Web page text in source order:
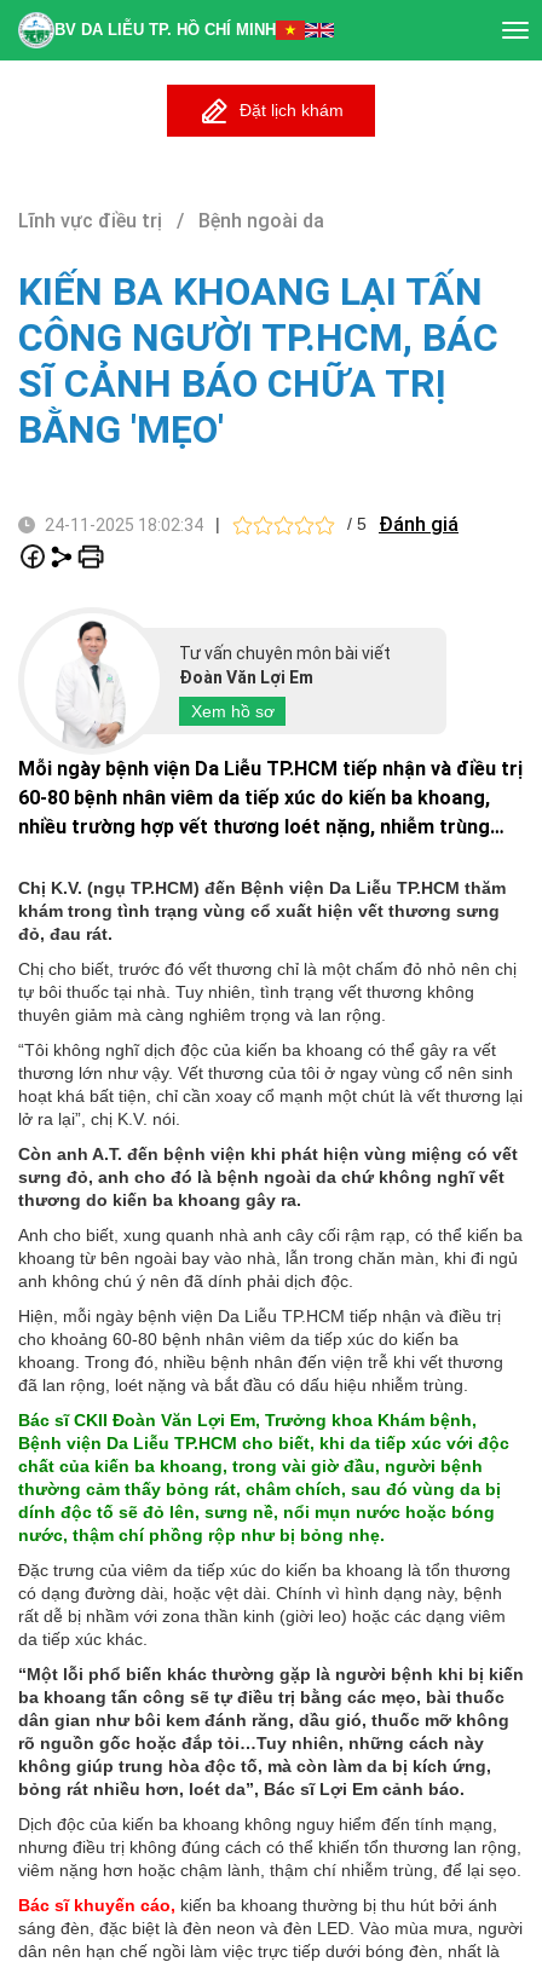
BV DA LIỄU TP. HỒ CHÍ MINH
Đặt lịch khám
Lĩnh vực điều trị / Bệnh ngoài da
KIẾN BA KHOANG LẠI TẤN
CÔNG NGƯỜI TP.HCM, BÁC
SĨ CẢNH BÁO CHỮA TRỊ
BẰNG 'MẸO'
24-11-2025 18:02:34 | / 5 Đánh giá
Tư vấn chuyên môn bài viết
Đoàn Văn Lợi Em
Xem hồ sơ
Mỗi ngày bệnh viện Da Liễu TP.HCM tiếp nhận và điều trị
60-80 bệnh nhân viêm da tiếp xúc do kiến ba khoang,
nhiều trường hợp vết thương loét nặng, nhiễm trùng…
Chị K.V. (ngụ TP.HCM) đến Bệnh viện Da Liễu TP.HCM thăm
khám trong tình trạng vùng cổ xuất hiện vết thương sưng
đỏ, đau rát.
Chị cho biết, trước đó vết thương chỉ là một chấm đỏ nhỏ nên chị
tự bôi thuốc tại nhà. Tuy nhiên, tình trạng vết thương không
thuyên giảm mà càng nghiêm trọng và lan rộng.
“Tôi không nghĩ dịch độc của kiến ba khoang có thể gây ra vết
thương lớn như vậy. Vết thương của tôi ở ngay vùng cổ nên sinh
hoạt khá bất tiện, chỉ cần xoay cổ mạnh một chút là vết thương lại
lở ra lại”, chị K.V. nói.
Còn anh A.T. đến bệnh viện khi phát hiện vùng miệng có vết
sưng đỏ, anh cho đó là bệnh ngoài da chứ không nghĩ vết
thương do kiến ba khoang gây ra.
Anh cho biết, xung quanh nhà anh cây cối rậm rạp, có thể kiến ba
khoang từ bên ngoài bay vào nhà, lẫn trong chăn màn, khi đi ngủ
anh không chú ý nên đã dính phải dịch độc.
Hiện, mỗi ngày bệnh viện Da Liễu TP.HCM tiếp nhận và điều trị
cho khoảng 60-80 bệnh nhân viêm da tiếp xúc do kiến ba
khoang. Trong đó, nhiều bệnh nhân đến viện trễ khi vết thương
đã lan rộng, loét nặng và bắt đầu có dấu hiệu nhiễm trùng.
Bác sĩ CKII Đoàn Văn Lợi Em, Trưởng khoa Khám bệnh,
Bệnh viện Da Liễu TP.HCM cho biết, khi da tiếp xúc với độc
chất của kiến ba khoang, trong vài giờ đầu, người bệnh
thường cảm thấy bỏng rát, châm chích, sau đó vùng da bị
dính độc tố sẽ đỏ lên, sưng nề, nổi mụn nước hoặc bóng
nước, thậm chí phồng rộp như bị bỏng nhẹ.
Đặc trưng của viêm da tiếp xúc do kiến ba khoang là tổn thương
có dạng đường dài, hoặc vệt dài. Chính vì hình dạng này, bệnh
rất dễ bị nhầm với zona thần kinh (giời leo) hoặc các dạng viêm
da tiếp xúc khác.
“Một lỗi phổ biến khác thường gặp là người bệnh khi bị kiến
ba khoang tấn công sẽ tự điều trị bằng các mẹo, bài thuốc
dân gian như bôi kem đánh răng, dầu gió, thuốc mỡ không
rõ nguồn gốc hoặc đắp tỏi…Tuy nhiên, những cách này
không giúp trung hòa độc tố, mà còn làm da bị kích ứng,
bỏng rát nhiều hơn, loét da”, Bác sĩ Lợi Em cảnh báo.
Dịch độc của kiến ba khoang không nguy hiểm đến tính mạng,
nhưng điều trị không đúng cách có thể khiến tổn thương lan rộng,
viêm nặng hơn hoặc chậm lành, thậm chí nhiễm trùng, để lại sẹo.
Bác sĩ khuyến cáo, kiến ba khoang thường bị thu hút bởi ánh
sáng đèn, đặc biệt là đèn neon và đèn LED. Vào mùa mưa, người
dân nên hạn chế ngồi làm việc trực tiếp dưới bóng đèn, nhất là